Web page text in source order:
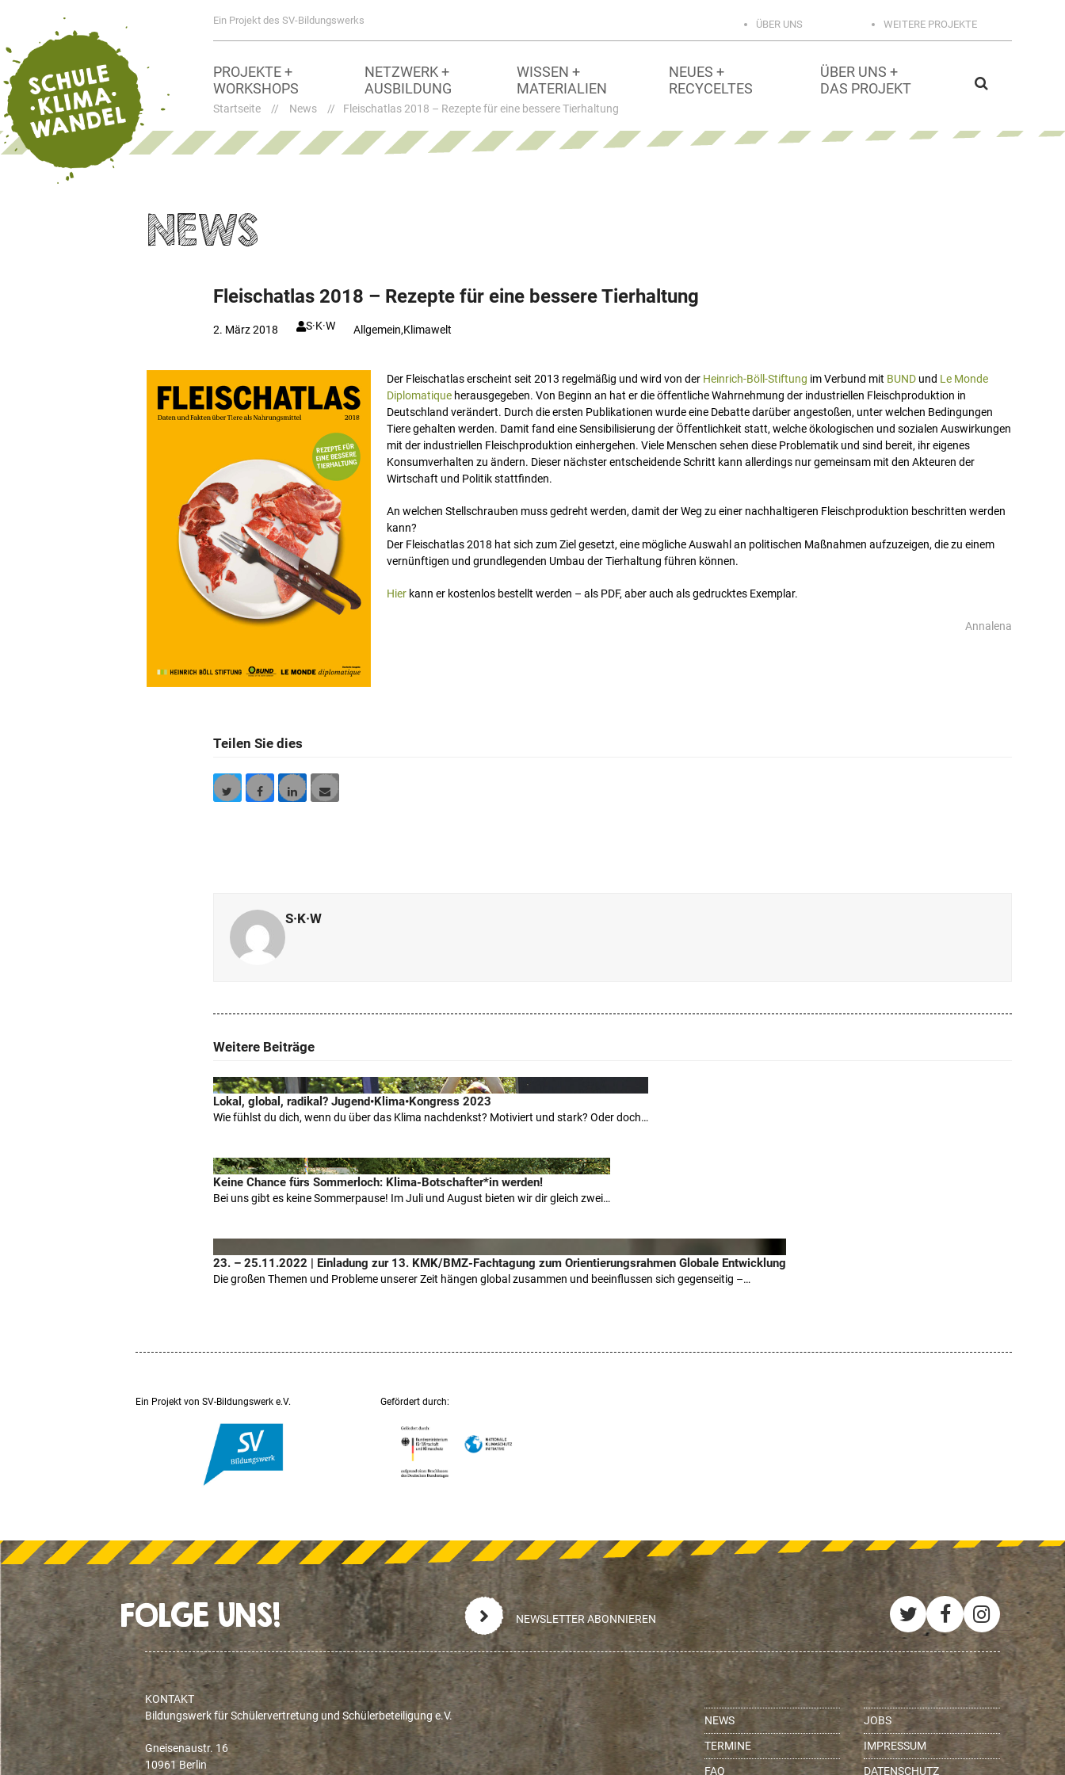
Ein Projekt des SV-Bildungswerks WEITERE PROJEKTE
ÜBER UNS
PROJEKTE +
WORKSHOPS
NETZWERK +
AUSBILDUNG
WISSEN +
MATERIALIEN
NEUES +
RECYCELTES
ÜBER UNS +
DAS PROJEKT
Startseite // News // Fleischatlas 2018 – Rezepte für eine bessere Tierhaltung
NEWS
Fleischatlas 2018 – Rezepte für eine bessere Tierhaltung
2. März 2018 S·K·W Allgemein,Klimawelt
Der Fleischatlas erscheint seit 2013 regelmäßig und wird von der Heinrich-Böll-Stiftung im Verbund mit BUNDund Le Monde
Diplomatique herausgegeben. Von Beginn an hat er die öffentliche Wahrnehmung der industriellen Fleischproduktion in
Deutschland verändert. Durch die ersten Publikationen wurde eine Debatte darüber angestoßen, unter welchen Bedingungen
Tiere gehalten werden. Damit fand eine Sensibilisierung der Öffentlichkeit statt, welche ökologischen und sozialen Auswirkungen
mit der industriellen Fleischproduktion einhergehen. Viele Menschen sehen diese Problematik und sind bereit, ihr eigenes
Konsumverhalten zu ändern. Dieser nächster entscheidende Schritt kann allerdings nur gemeinsam mit den Akteuren der
Wirtschaft und Politik stattfinden.
An welchen Stellschrauben muss gedreht werden, damit der Weg zu einer nachhaltigeren Fleischproduktion beschritten werden
kann?
Der Fleischatlas 2018 hat sich zum Ziel gesetzt, eine mögliche Auswahl an politischen Maßnahmen aufzuzeigen, die zu einem
vernünftigen und grundlegenden Umbau der Tierhaltung führen können.
Hierkann er kostenlos bestellt werden – als PDF, aber auch als gedrucktes Exemplar.
Annalena
Teilen Sie dies
S·K·W
Weitere Beiträge
Lokal, global, radikal? Jugend•Klima•Kongress 2023
Wie fühlst du dich, wenn du über das Klima nachdenkst? Motiviert und stark? Oder doch…
Keine Chance fürs Sommerloch: Klima-Botschafter*in werden!
Bei uns gibt es keine Sommerpause! Im Juli und August bieten wir dir gleich zwei…
23. – 25.11.2022 | Einladung zur 13. KMK/BMZ-Fachtagung zum Orientierungsrahmen Globale Entwicklung
Die großen Themen und Probleme unserer Zeit hängen global zusammen und beeinflussen sich gegenseitig –…
Ein Projekt von SV-Bildungswerk e.V. Gefördert durch:
FOLGE UNS! NEWSLETTER ABONNIEREN TwitterFacebook
KONTAKT
Bildungswerk für Schülervertretung und Schülerbeteiligung e.V.
Gneisenaustr. 16
10961 Berlin
NEWS
TERMINE
FAQ
JOBS
IMPRESSUM
DATENSCHUTZ